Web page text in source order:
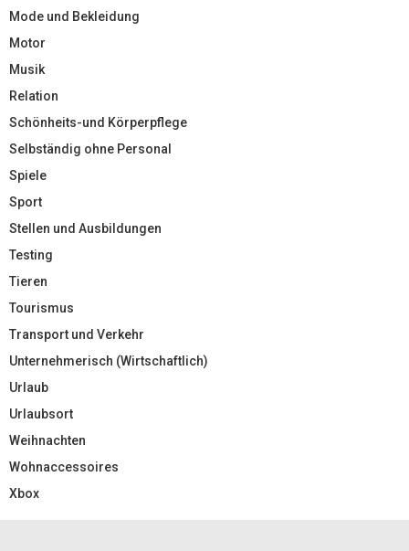
Mode und Bekleidung
Motor
Musik
Relation
Schönheits-und Körperpflege
Selbständig ohne Personal
Spiele
Sport
Stellen und Ausbildungen
Testing
Tieren
Tourismus
Transport und Verkehr
Unternehmerisch (Wirtschaftlich)
Urlaub
Urlaubsort
Weihnachten
Wohnaccessoires
Xbox